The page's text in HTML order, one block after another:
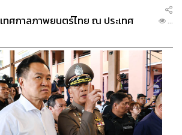
ทศกาลภาพยนตร์ไทย ณ ประเทศ
...